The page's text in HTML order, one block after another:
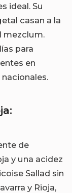
ideal. Su
casan a la
mezclum.
para
en
de
y una acidez
Sallad sin
y Rioja,